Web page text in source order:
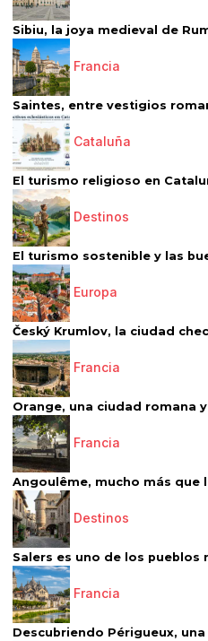
Sibiu, la joya medieval de
Francia
Saintes, entre vestigios
Cataluña
El turismo religioso en
Destinos
El turismo sostenible y las
Europa
Český Krumlov, la ciudad
Francia
Orange, una ciudad romana
Francia
Angoulême, mucho más que
Destinos
Salers es uno de los pueblos
Francia
Descubriendo Périgueux,